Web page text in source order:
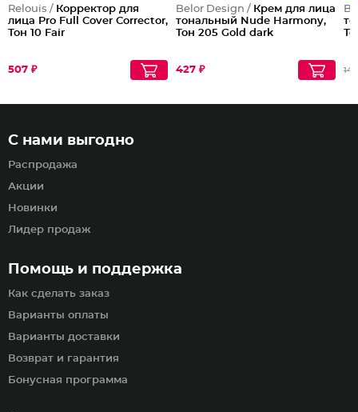
Relouis / Корректор для
лица Pro Full Cover Corrector,
Тон 10 Fair
507 ₽
Belor Design / Крем для лица
тональный Nude Harmony,
Тон 205 Gold dark
427 ₽
Помощь и поддержка
Как сделать заказ
Варианты оплаты
Варианты доставки
Возврат и гарантия
Бонусная программа
С нами выгодно
Распродажа
Акции
Новинки
Лидер продаж